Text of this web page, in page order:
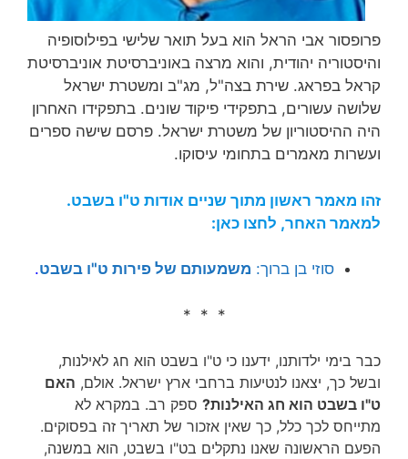
פרופסור אבי הראל הוא בעל תואר שלישי בפילוסופיה
והיסטוריה יהודית, והוא מרצה באוניברסיטת אוניברסיטת
קראל בפראג. שירת בצה"ל, מג"ב ומשטרת ישראל
שלושה עשורים, בתפקידי פיקוד שונים. בתפקידו האחרון
היה ההיסטוריון של משטרת ישראל. פרסם שישה ספרים
ועשרות מאמרים בתחומי עיסוקו.
זהו מאמר ראשון מתוך שניים אודות ט"ו בשבט.
למאמר האחר, לחצו כאן:
סוזי בן ברוך: משמעותם של פירות ט"ו בשבט.
* * *
כבר בימי ילדותנו, ידענו כי ט"ו בשבט הוא חג לאילנות,
ובשל כך, יצאנו לנטיעות ברחבי ארץ ישראל. אולם, האם
ט"ו בשבט הוא חג האילנות? ספק רב. במקרא לא
מתייחס לכך כלל, כך שאין אזכור של תאריך זה בפסוקים.
הפעם הראשונה שאנו נתקלים בט"ו בשבט, הוא במשנה,